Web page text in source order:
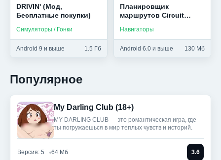
DRIVIN' (Мод,
Бесплатные покупки)
Симуляторы / Гонки
Android 9 и выше 1.5 Гб
Планировщик
маршрутов Circuit
Навигаторы
Android 6.0 и выше 130 Мб
Популярное
My Darling Club (18+)
MY DARLING CLUB — это романтическая игра, где
ты погружаешься в мир теплых чувств и историй.
Версия: 5 64 Мб 3.6